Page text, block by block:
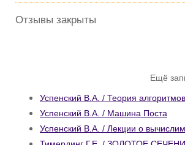
Отзывы закрыты
Ещё
Успенский В.А. / Теория
Успенский В.А. / Машина Поста
Успенский В.А. / Лекции о